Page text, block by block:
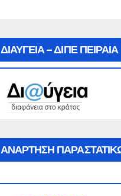
ΔΙΑΥΓΕΙΑ – ΔΙΠΕ ΠΕΙΡΑΙΑ
ΑΝΑΡΤΗΣΗ